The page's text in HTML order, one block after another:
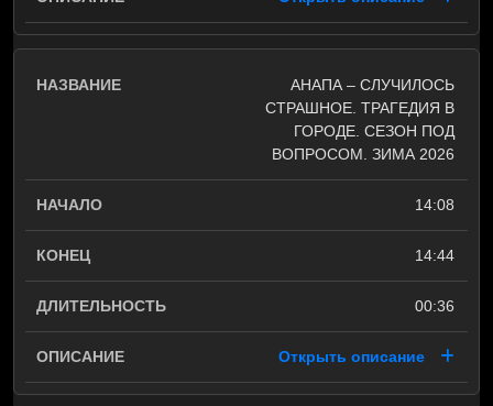
АНАПА – СЛУЧИЛОСЬ
СТРАШНОЕ. ТРАГЕДИЯ В
ГОРОДЕ. СЕЗОН ПОД
ВОПРОСОМ. ЗИМА 2026
14:08
14:44
00:36
Открыть описание